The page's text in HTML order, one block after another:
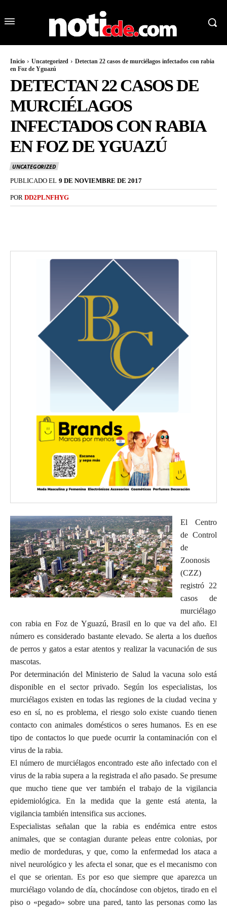
Inicio Uncategorized
Detectan 22 casos de murciélagos infectados con rabia
en Foz de Yguazú
DETECTAN 22 CASOS DE
MURCIÉLAGOS
INFECTADOS CON RABIA
EN FOZ DE YGUAZÚ
UNCATEGORIZED
PUBLICADO EL 9 DE NOVIEMBRE DE 2017
POR DD2PLNFHYG
El Centro
de Control
de
Zoonosis
(CZZ)
registró 22
casos de
murciélago
con rabia en Foz de Yguazú, Brasil en lo que va del año. El
número es considerado bastante elevado. Se alerta a los dueños
de perros y gatos a estar atentos y realizar la vacunación de sus
mascotas.
Por determinación del Ministerio de Salud la vacuna solo está
disponible en el sector privado. Según los especialistas, los
murciélagos existen en todas las regiones de la ciudad vecina y
eso en sí, no es problema, el riesgo solo existe cuando tienen
contacto con animales domésticos o seres humanos. Es en ese
tipo de contactos lo que puede ocurrir la contaminación con el
virus de la rabia.
El número de murciélagos encontrado este año infectado con el
virus de la rabia supera a la registrada el año pasado. Se presume
que mucho tiene que ver también el trabajo de la vigilancia
epidemiológica. En la medida que la gente está atenta, la
vigilancia también intensifica sus acciones.
Especialistas señalan que la rabia es endémica entre estos
animales, que se contagian durante peleas entre colonias, por
medio de mordeduras, y que, como la enfermedad los ataca a
nivel neurológico y les afecta el sonar, que es el mecanismo con
el que se orientan. Es por eso que siempre que aparezca un
murciélago volando de día, chocándose con objetos, tirado en el
piso o «pegado» sobre una pared, tanto las personas como las